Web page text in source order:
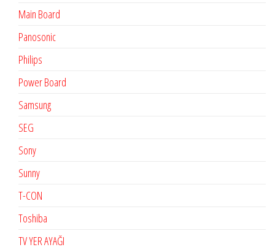
Main Board
Panosonic
Philips
Power Board
Samsung
SEG
Sony
Sunny
T-CON
Toshiba
TV YER AYAĞI